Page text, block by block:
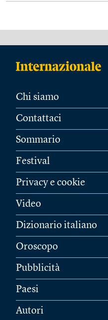
Chi siamo
Contattaci
Sommario
Festival
Privacy e cookie
Video
Dizionario italiano
Oroscopo
Pubblicità
Paesi
Autori